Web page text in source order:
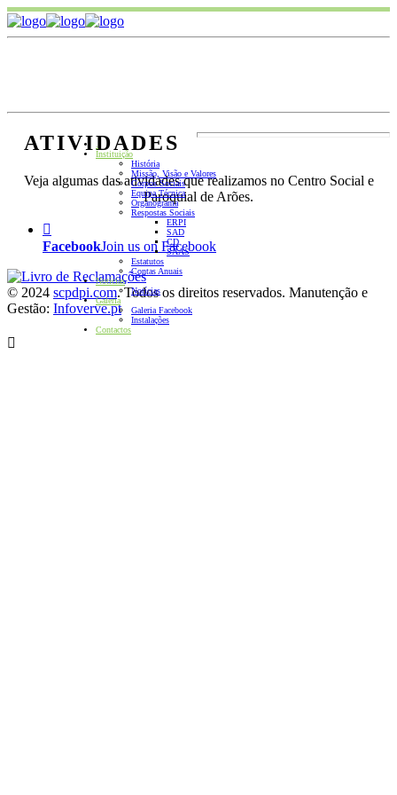
Instituição
História
Missão, Visão e Valores
Corpos Sociais
Equipa Técnica
Organograma
Respostas Sociais
ERPI
SAD
CD
SAAS
Estatutos
Contas Anuais
Notícias
Notícias
Galeria
Galeria Facebook
Instalações
Contactos
ATIVIDADES
Veja algumas das atividades que realizamos no Centro Social e
Paroquial de Arões.
FacebookJoin us on Facebook
© 2024 scpdpi.com. Todos os direitos reservados. Manutenção e
Gestão: Infoverve.pt